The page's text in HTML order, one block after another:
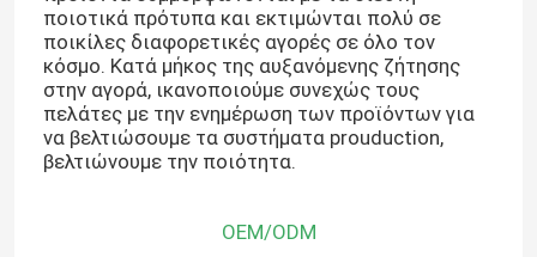
ποιοτικά πρότυπα και εκτιμώνται πολύ σε
ποικίλες διαφορετικές αγορές σε όλο τον
κόσμο. Κατά μήκος της αυξανόμενης ζήτησης
στην αγορά, ικανοποιούμε συνεχώς τους
πελάτες με την ενημέρωση των προϊόντων για
να βελτιώσουμε τα συστήματα prouduction,
βελτιώνουμε την ποιότητα.
OEM/ODM